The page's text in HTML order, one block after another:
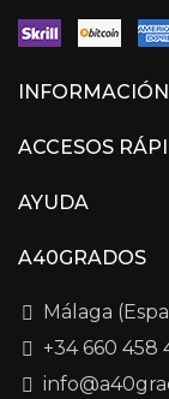
INFORMACIÓN
ACCESOS
AYUDA
A40GRADOS
Málaga
+34 660 458